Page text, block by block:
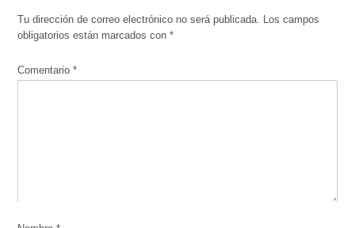
Tu dirección de correo electrónico no será publicada.
Los campos
obligatorios están marcados con*
Comentario*